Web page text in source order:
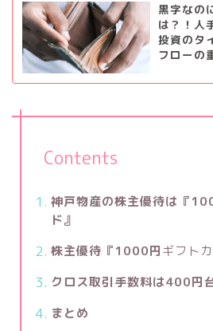
黒字なの
は？！人
投資のタ
フローの
Contents
神戸物産の株主優待は『
ド』
株主優待『1000円ギフト
クロス取引手数料は400円
まとめ